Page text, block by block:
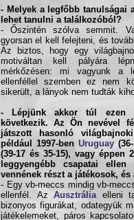
- Melyek a legfőbb tanulságai
lehet tanulni a találkozóból?
- Őszintén szólva semmit.
gyorsan el kell felejteni, és
Az biztos, hogy egy
motiváltan kell pályára
mérkőzésen: mi vagyunk a
ellenféllel szemben ez nem
sikerült, a lányok nem tudták
- Lépjünk akkor túl ezen
következik. Az Ön nevével
játszott hasonló
például 1997-ben Uruguay(36-
(39-17 és 35-15), vagy éppen
leggyengébb csapatai
vennének részt a játékosok,
- Egy vb-meccs mindig vb-
ellenfél. AzAusztrália elleni
bizonyos figurákat, odategyük
játékelemeket, páros